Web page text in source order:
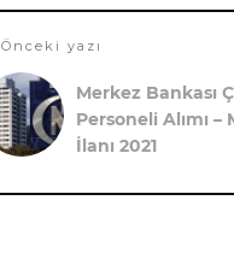
Önceki yazı
Merkez Bankası
Personeli Alımı –
İlanı 2021